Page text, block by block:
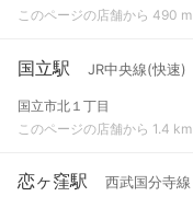
このページの店舗から 490 m
国立駅 JR中央線(快速)
国立市北１丁目
このページの店舗から 1.4 km
恋ヶ窪駅 西武国分寺線